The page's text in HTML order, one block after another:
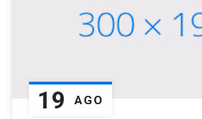
19 AGO